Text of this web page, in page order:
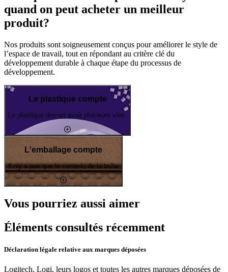
quand on peut acheter un meilleur
produit?
Nos produits sont soigneusement conçus pour améliorer le style de
l’espace de travail, tout en répondant au critère clé du
développement durable à chaque étape du processus de
développement.
Le plastique compte
Le plastique devrait avoir plusieurs vies.
L'emballage compte
Il n'y a pas que le contenu de la boîte
Vous pourriez aussi aimer
Éléments consultés récemment
Déclaration légale relative aux marques déposées
Logitech, Logi, leurs logos et toutes les autres marques déposées de